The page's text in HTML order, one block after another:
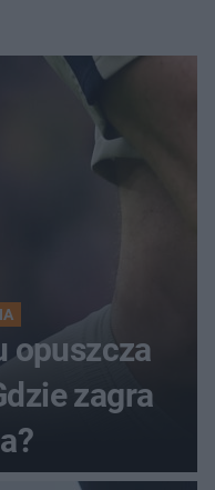
opuszcza
zagra